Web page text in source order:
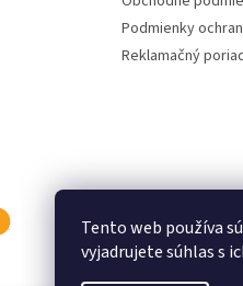
Tento web používa
vyjadrujete súhlas s
Podmienky
Reklamačný